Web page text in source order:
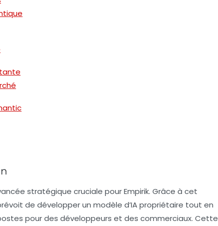
stratégique cruciale pour Empirik. Grâce à cet
de développer un modèle d’IA propriétaire tout en
pour des développeurs et des commerciaux. Cette